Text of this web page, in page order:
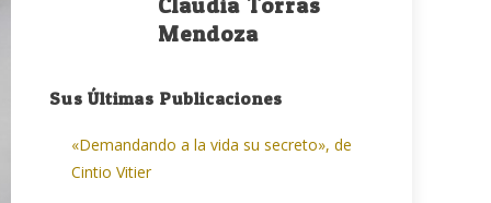
Mendoza
Sus Últimas Publicaciones
«Demandando a la vida su secreto», de
Cintio Vitier